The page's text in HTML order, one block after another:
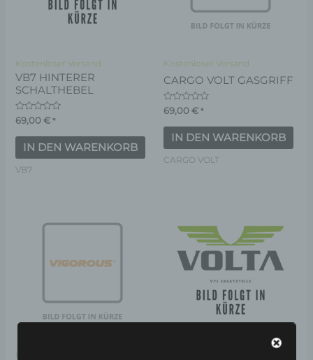
Kostenloser Versand
VB7 HINTERER
SCHALTHEBEL
Bewertet
mit
0
von
69,00€ *
IN DEN WARENKORB
VB7
Kostenloser Versand
CARGO VOLT GASGRIFF
Bewertet
mit
0
von
69,00€ *
IN DEN WARENKORB
CARGO VOLT
Kostenloser Versand